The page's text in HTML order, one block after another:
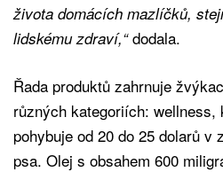
života domácích mazlíčků,
lidskému zdraví,“dodala.
Řada produktů zahrnuje
různých kategoriích: wellness,
pohybuje od 20 do 25 dolarů v
psa. Olej s obsahem 600